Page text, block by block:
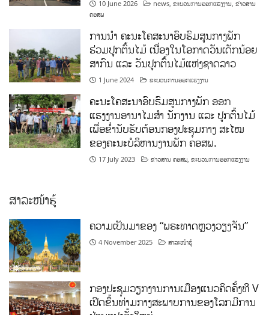
10 June 2026 news ,ຂະບວນການອອກແຮງງານ ,ຂ່າວສານ
ຄອສພ
ການນໍາ ຄະນະໂຄສະນາອົບຮົມສູນກາງພັກ
ຮ່ວມປູກຕົ້ນໄມ້ ເນື່ອງໃນໂອກາດວັນເດັກນ້ອຍ
ສາກົນ ແລະ ວັນປູກຕົ້ນໄມ້ແຫ່ງຊາດລາວ
1 June 2024 ຂະບວນການອອກແຮງງານ
ຄະນະໂຄສະນາອົບຮົມສູນກາງພັກ ອອກ
ແຮງງານອານາໄມສໍາ ນັກງານ ແລະ ປູກຕົ້ນໄມ້
ເພື່ອຂໍ່ານັບຮັບຕ້ອນກອງປະຊຸມກາງ ສະໄໝ
ຂອງຄະນະບໍລິຫານງານພັກ ຄອສພ.
17 July 2023 ຂ່າວສານ ຄອສພ ,ຂະບວນການອອກແຮງງານ
ສາລະໜ້າຮູ້
ຄວາມເປັນມາຂອງ “ພຣະທາດຫຼວງວຽງຈັນ”
4 November 2025 ສາລະໜ້າຮູ້
ກອງປະຊຸມວຽກງານການເມືອງແນວຄິດຄັ້ງທີ V
ເປີດຂຶ້ນທ່າມກາງສະພາບການຂອງໂລກມີການ